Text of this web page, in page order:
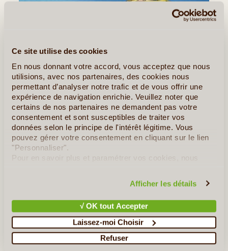
Ce site utilise des cookies
En nous donnant votre accord, vous acceptez que nous
utilisions, avec nos partenaires, des cookies nous
permettant d’analyser notre trafic et de vous offrir une
expérience de navigation enrichie. Veuillez noter que
certains de nos partenaires ne demandent pas votre
consentement et sont susceptibles de traiter vos
données selon le principe de l'intérêt légitime. Vous
pouvez gérer votre consentement en cliquant sur le lien
"Personnaliser".
Pour en savoir plus et paramétrer vos cookies, nous
Afficher les détails
√ OK tout Accepter
Laissez-moi Choisir
Refuser
19J/18N
Explorez les merveilles de l’île du Nord au volant de votre propre
véhicule, en toute autonomie. Cet autotour de 19 jours vous
emmène de Wellington à Cape Reinga, à travers une succession
de paysages aussi spectaculaires que variés, entre (...)
En détail ≻
Autotour Liberté Ile du Sud
Tous les circuits en Nouvelle-Zélande